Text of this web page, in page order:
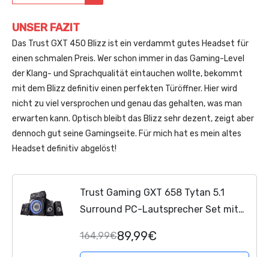
UNSER FAZIT
Das Trust GXT 450 Blizz ist ein verdammt gutes Headset für
einen schmalen Preis. Wer schon immer in das Gaming-Level
der Klang- und Sprachqualität eintauchen wollte, bekommt
mit dem Blizz definitiv einen perfekten Türöffner. Hier wird
nicht zu viel versprochen und genau das gehalten, was man
erwarten kann. Optisch bleibt das Blizz sehr dezent, zeigt aber
dennoch gut seine Gamingseite. Für mich hat es mein altes
Headset definitiv abgelöst!
Trust Gaming GXT 658 Tytan 5.1
Surround PC-Lautsprecher Set mit
Beleuchtung) Schwarz
164,99€89,99€